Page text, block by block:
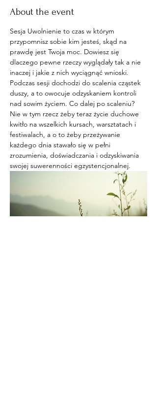
About the event
Sesja Uwolnienie to czas w którym
przypomnisz sobie kim jesteś, skąd na
prawdę jest Twoja moc. Dowiesz się
dlaczego pewne rzeczy wyglądały tak a nie
inaczej i jakie z nich wyciągnąć wnioski.
Podczas sesji dochodzi do scalenia cząstek
duszy, a to owocuje odzyskaniem kontroli
nad sowim życiem. Co dalej po scaleniu?
Nie w tym rzecz żeby teraz życie duchowe
kwitło na wszelkich kursach, warsztatach i
festiwalach, a o to żeby przeżywanie
każdego dnia stawało się w pełni
zrozumienia, doświadczania i odzyskiwania
swojej suwerenności egzystencjonalnej.